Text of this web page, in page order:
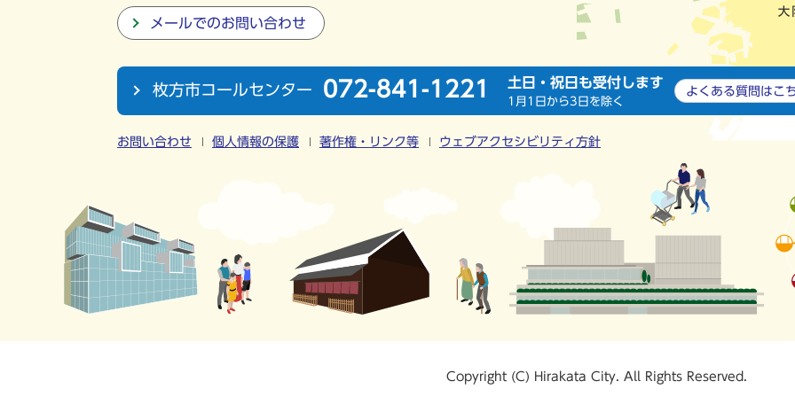
メールでのお問い合わせ
枚方市コールセンター 072-841-1221 土日・祝日も受付します
1月1日から3日を除く
よくある質問は こ
お問い合わせ 個人情報の保護 著作権・リンク等 ウェブアクセシビリティ方針
Copyright (C) Hirakata City. All Rights Reserved.